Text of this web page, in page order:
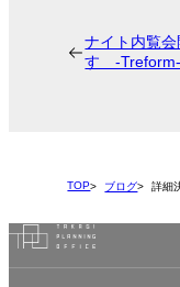
ナイト内覧会
す -Treform-
TOP ブログ 詳細